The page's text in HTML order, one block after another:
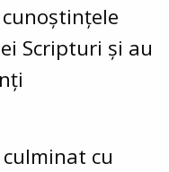
Scripturi și au
cu